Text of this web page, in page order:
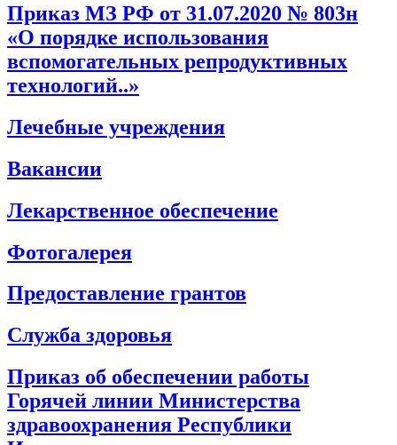
Приказ МЗ РФ от 31.07.2020 № 803н
«О порядке использования
вспомогательных репродуктивных
технологий..»
Лечебные учреждения
Вакансии
Лекарственное обеспечение
Фотогалерея
Предоставление грантов
Служба здоровья
Приказ об обеспечении работы
Горячей линии Министерства
здравоохранения Республики